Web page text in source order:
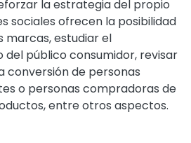
la estrategia del propio
sociales ofrecen la posibilidad
estudiar el
público consumidor, revisar
conversión de personas
o personas compradoras de
entre otros aspectos.